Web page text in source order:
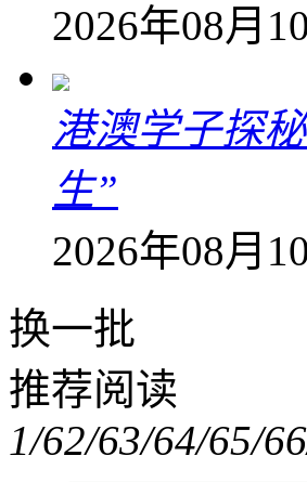
2026年08月
港澳学子探
生”
2026年08月
换一批
推荐阅读
1/62/63/64/65/6